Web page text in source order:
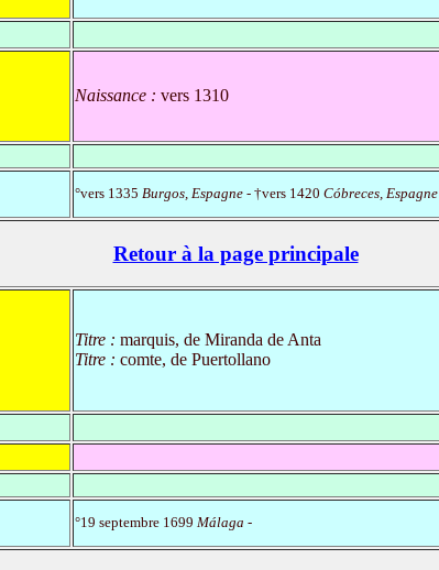
Naissance : vers 1310
°vers 1335 Burgos, Espagne - †vers 1420 Cóbreces, Espagne
Retour à la page principale
Titre : marquis, de Miranda de Anta
Titre : comte, de Puertollano
°19 septembre 1699 Málaga -